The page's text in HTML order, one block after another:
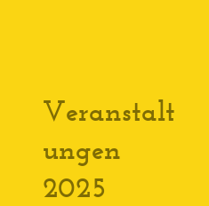
Veranstalt
ungen
2025